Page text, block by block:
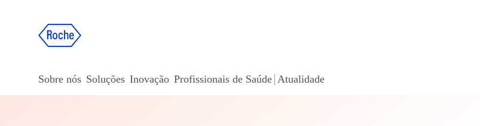
Sobre nós Soluções Inovação Profissionais de Saúde Atualidade